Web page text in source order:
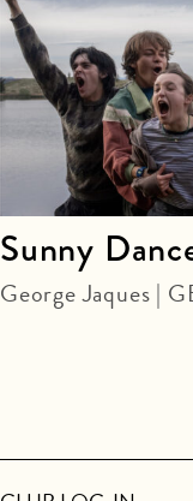
Sunny
George Jaques |